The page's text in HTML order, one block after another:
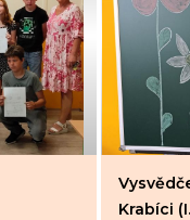
Krabíci